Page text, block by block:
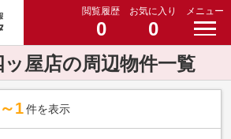
閲覧履歴
0
お気に入り
0
メニュー
屋店の周辺物件一覧
1 件を表示